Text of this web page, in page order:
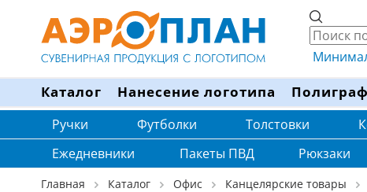
Каталог Нанесение логотипа
Ручки Футболки Толстовки
Ежедневники
Пакеты ПВД Рюкзаки
Главная Каталог Офис Канцелярские товары